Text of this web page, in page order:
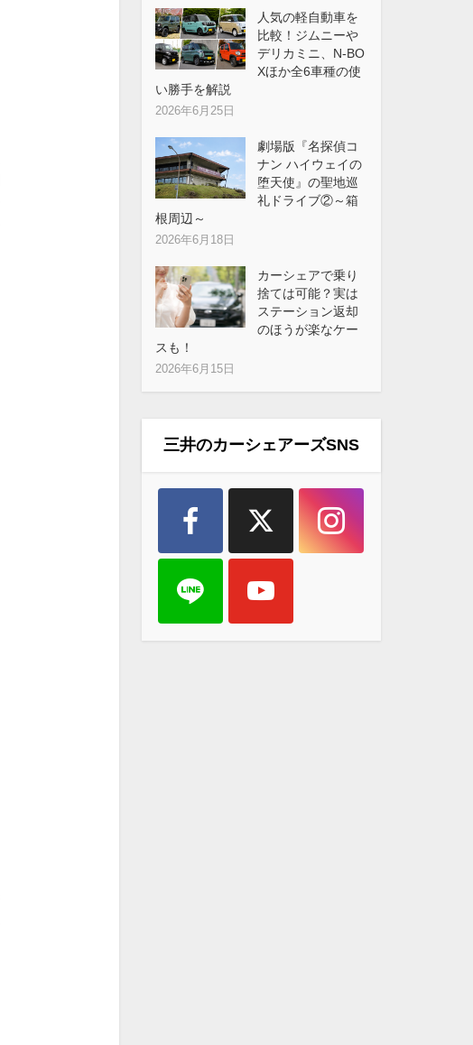
人気の軽自動車を
比較！ジムニーや
デリカミニ、N-BO
Xほか全6車種の使
い勝手を解説
2026年6月25日
劇場版『名探偵コ
ナン ハイウェイの
堕天使』の聖地巡
礼ドライブ②～箱
根周辺～
2026年6月18日
カーシェアで乗り
捨ては可能？実は
ステーション返却
のほうが楽なケー
スも！
2026年6月15日
三井のカーシェアーズSNS